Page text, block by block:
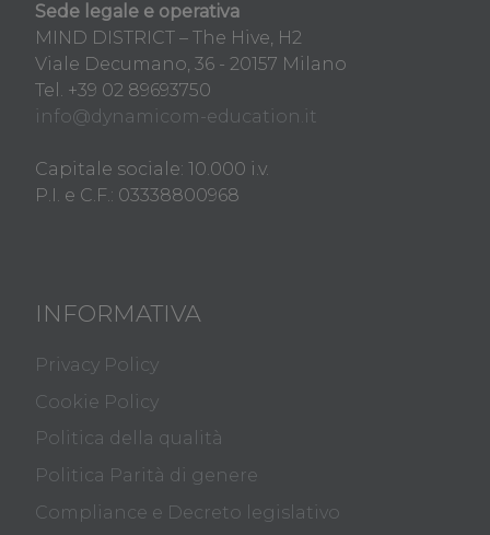
Sede legale e operativa
MIND DISTRICT – The Hive, H2
Viale Decumano, 36 - 20157 Milano
Tel. +39 02 89693750
info@dynamicom-education.it
Capitale sociale: 10.000 i.v.
P.I. e C.F.: 03338800968
INFORMATIVA
Privacy Policy
Cookie Policy
Politica della qualità
Politica Parità di genere
Compliance e Decreto legislativo